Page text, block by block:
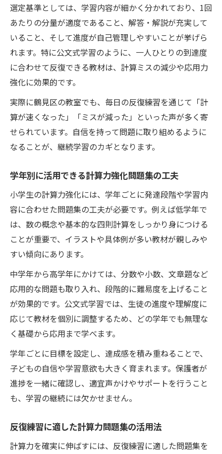
選定基準としては、学習内容が細かく分かれており、1回
あたりの分量が適度であること、解答・解説が充実して
いること、そして進度が自己管理しやすいことが挙げら
れます。特に公文式学習のように、一人ひとりの到達度
に合わせて反復できる教材は、計算ミスの減少や応用力
強化に効果的です。
実際に鶴見区の教室でも、毎日の反復練習を通じて「計
算が速くなった」「ミスが減った」といった声が多く寄
せられています。自信を持って問題に取り組めるように
なることが、継続学習のカギとなります。
学年別に活用できる計算力強化問題集の工夫
小学生の計算力強化には、学年ごとに発達段階や学習内
容に合わせた問題集の工夫が必要です。例えば低学年で
は、数の概念や基本的な四則計算をしっかり身につける
ことが重要で、イラストや具体例が多い教材が親しみや
すい傾向にあります。
中学年から高学年にかけては、分数や小数、文章題など
応用的な問題も取り入れ、段階的に難易度を上げること
が効果的です。公文式学習では、生徒の進度や理解度に
応じて教材を個別に調整するため、どの学年でも無理な
く基礎から応用まで学べます。
学年ごとに目標を設定し、達成感を積み重ねることで、
子どもの自信や学習意欲も大きく育まれます。保護者が
進捗を一緒に確認し、適宜声かけやサポートを行うこと
も、学習の継続には欠かせません。
反復練習に適した計算力問題集の活用法
計算力を確実に伸ばすには、反復練習に適した問題集を